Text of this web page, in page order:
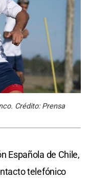
Crédito: Prensa
Española de Chile,
telefónico